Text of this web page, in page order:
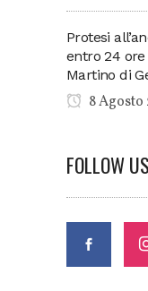
Protesi
entro 24 ore
Martino di
8 Agosto
FOLLOW US